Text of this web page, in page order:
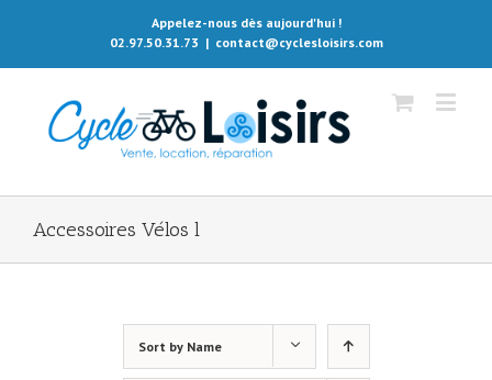
Appelez-nous dès aujourd'hui !
02.97.50.31.73 | contact@cyclesloisirs.com
Accessoires Vélos l
Sort by Name